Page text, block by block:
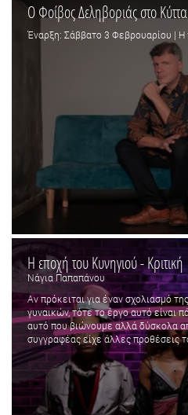
Ο Φοίβος Δεληβοριάς στο
Έναρξη: Σάββατο 3 Φεβρουαρίου | Η
Η εποχή του Κυνηγιού - Κριτική
Νάγια Παπαπάνου
Αν πρόκειται για έναν σχολιασμό
γυναικών, τότε το έργο αυτό είναι
αυτό που βιώνουμε αλλά δύσκολα
συγγραφέας είχε άλλες προθέσεις